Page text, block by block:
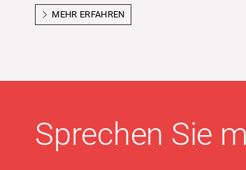
MEHR ERFAHREN
Sprechen Sie